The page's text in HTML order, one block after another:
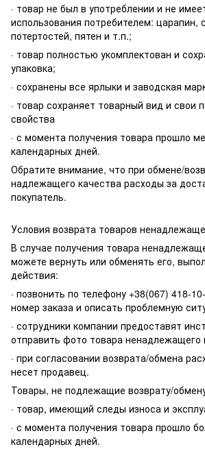
· товар не был в употреблении и не
использования потребителем: царапин,
потертостей, пятен и т.п.;
· товар полностью укомплектован и
упаковка;
· сохранены все ярлыки и заводская
· товар сохраняет товарный вид и свои
свойства
· с момента получения товара прошло
календарных дней.
Обратите внимание, что при обмене/
надлежащего качества расходы за
покупатель.
Условия возврата товаров
В случае получения товара
можете вернуть или обменять его,
действия:
· позвонить по телефону +38(067) 418-
номер заказа и описать проблемную
· сотрудники компании предоставят
отправить фото товара ненадлежащего
· при согласовании возврата/обмена
несет продавец.
Товары, не подлежащие возврату/
· товар, имеющий следы износа и
· с момента получения товара прошло
календарных дней.